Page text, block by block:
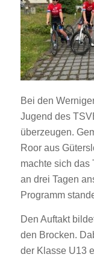
Bei den
Jugend des
überzeugen.
Roor aus
machte sich das
an drei Tagen
Programm
Den Auftakt
den Brocken.
der Klasse U13